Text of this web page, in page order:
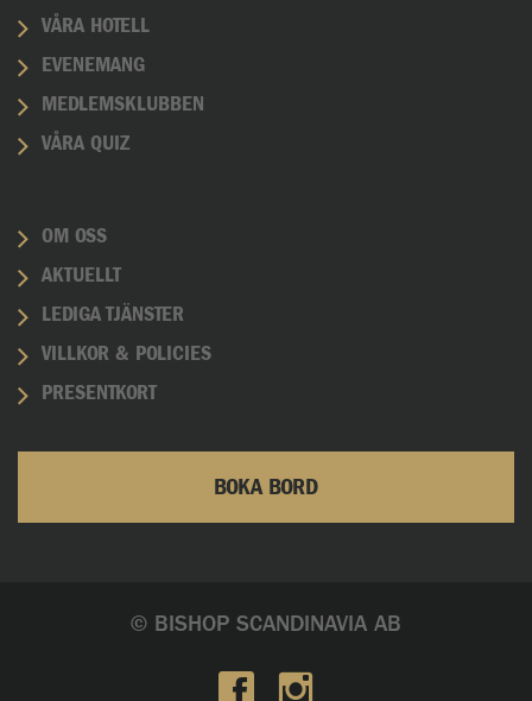
VÅRA HOTELL
EVENEMANG
MEDLEMSKLUBBEN
VÅRA QUIZ
OM OSS
AKTUELLT
LEDIGA TJÄNSTER
VILLKOR & POLICIES
PRESENTKORT
BOKA BORD
© BISHOP SCANDINAVIA AB